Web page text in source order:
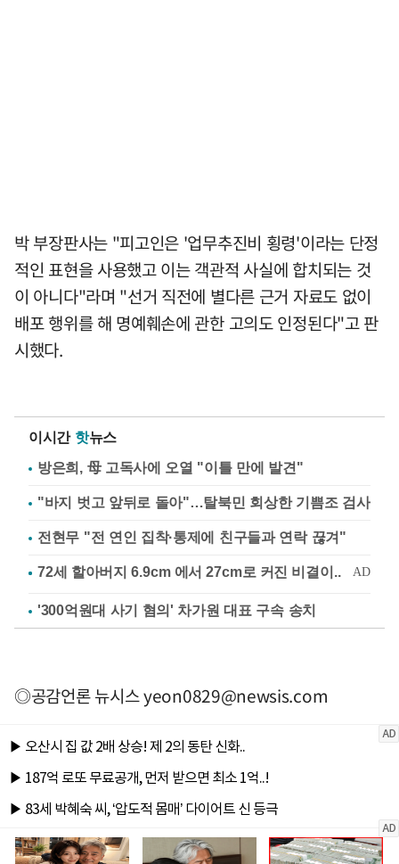
박 부장판사는 "피고인은 '업무추진비 횡령'이라는 단정
적인 표현을 사용했고 이는 객관적 사실에 합치되는 것
이 아니다"라며 "선거 직전에 별다른 근거 자료도 없이
배포 행위를 해 명예훼손에 관한 고의도 인정된다"고 판
시했다.
이시간 핫뉴스
방은희, 母 고독사에 오열 "이틀 만에 발견"
"바지 벗고 앞뒤로 돌아"…탈북민 회상한 기쁨조 검사
전현무 "전 연인 집착·통제에 친구들과 연락 끊겨"
'300억원대 사기 혐의' 차가원 대표 구속 송치
◎공감언론 뉴시스yeon0829@newsis.com